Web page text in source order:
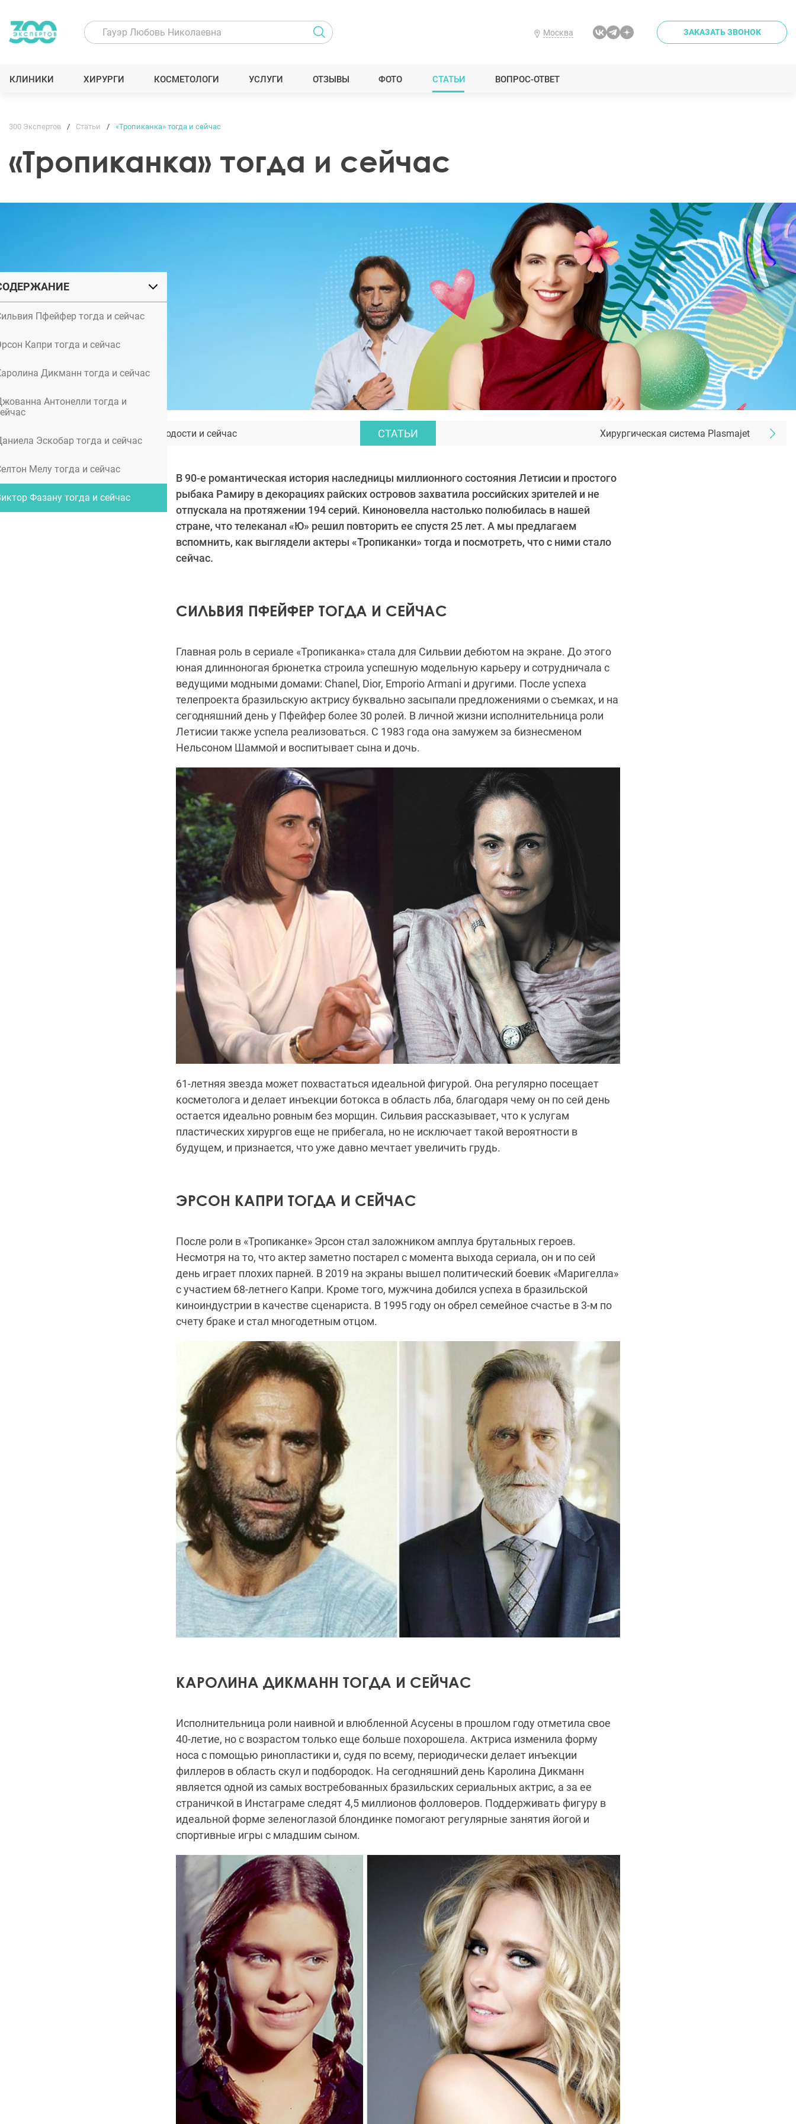
Москва ЗАКАЗАТЬ ЗВОНОК
КЛИНИКИ ХИРУРГИ КОСМЕТОЛОГИ УСЛУГИ ОТЗЫВЫ ФОТО СТАТЬИ ВОПРОС-ОТВЕТ
Пфейфер тогда и сейчас
Капри тогда и сейчас
Дикманн тогда и сейчас
Антонелли тогда и
Эскобар тогда и сейчас
Мелу тогда и сейчас
Фазану тогда и сейчас
300 Экспертов Статьи «Тропиканка» тогда и сейчас
«Тропиканка» тогда и сейчас
Джейн Биркин: фото в молодости и сейчас СТАТЬИ Хирургическая система Plasmajet
В 90-е романтическая история наследницы миллионного состояния Летисии и простого
рыбака Рамиру в декорациях райских островов захватила российских зрителей и не
отпускала на протяжении 194 серий. Киноновелла настолько полюбилась в нашей
стране, что телеканал «Ю» решил повторить ее спустя 25 лет. А мы предлагаем
вспомнить, как выглядели актеры «Тропиканки» тогда и посмотреть, что с ними стало
сейчас.
СИЛЬВИЯ ПФЕЙФЕР ТОГДА И СЕЙЧАС
Главная роль в сериале «Тропиканка» стала для Сильвии дебютом на экране. До этого
юная длинноногая брюнетка строила успешную модельную карьеру и сотрудничала с
ведущими модными домами: Chanel, Dior, Emporio Armani и другими. После успеха
телепроекта бразильскую актрису буквально засыпали предложениями о съемках, и на
сегодняшний день у Пфейфер более 30 ролей. В личной жизни исполнительница роли
Летисии также успела реализоваться. С 1983 года она замужем за бизнесменом
Нельсоном Шаммой и воспитывает сына и дочь.
61-летняя звезда может похвастаться идеальной фигурой. Она регулярно посещает
косметолога и делает инъекции ботокса в область лба, благодаря чему он по сей день
остается идеально ровным без морщин. Сильвия рассказывает, что к услугам
пластических хирургов еще не прибегала, но не исключает такой вероятности в
будущем, и признается, что уже давно мечтает увеличить грудь.
ЭРСОН КАПРИ ТОГДА И СЕЙЧАС
После роли в «Тропиканке» Эрсон стал заложником амплуа брутальных героев.
Несмотря на то, что актер заметно постарел с момента выхода сериала, он и по сей
день играет плохих парней. В 2019 на экраны вышел политический боевик «Маригелла»
с участием 68-летнего Капри. Кроме того, мужчина добился успеха в бразильской
киноиндустрии в качестве сценариста. В 1995 году он обрел семейное счастье в 3-м по
счету браке и стал многодетным отцом.
КАРОЛИНА ДИКМАНН ТОГДА И СЕЙЧАС
Исполнительница роли наивной и влюбленной Асусены в прошлом году отметила свое
40-летие, но с возрастом только еще больше похорошела. Актриса изменила форму
носа с помощью ринопластики и, судя по всему, периодически делает инъекции
филлеров в область скул и подбородок. На сегодняшний день Каролина Дикманн
является одной из самых востребованных бразильских сериальных актрис, а за ее
страничкой в Инстаграме следят 4,5 миллионов фолловеров. Поддерживать фигуру в
идеальной форме зеленоглазой блондинке помогают регулярные занятия йогой и
спортивные игры с младшим сыном.